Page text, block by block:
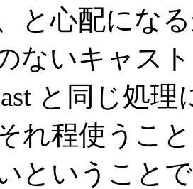
と心配にな
ないキャス
と同じ処
れ程使うこ
ということ